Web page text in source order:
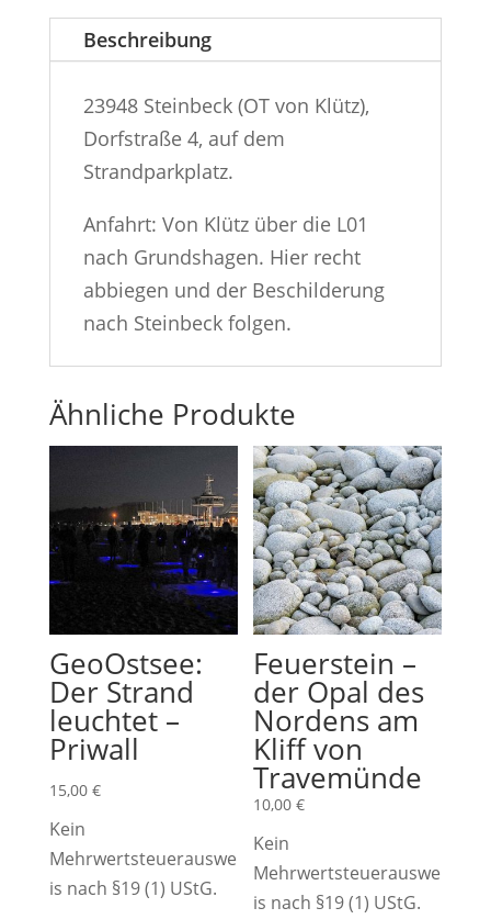
Beschreibung
23948 Steinbeck (OT von Klütz),
Dorfstraße 4, auf dem
Strandparkplatz.
Anfahrt: Von Klütz über die L01
nach Grundshagen. Hier recht
abbiegen und der Beschilderung
nach Steinbeck folgen.
Ähnliche Produkte
GeoOstsee:
Der Strand
leuchtet –
Priwall
15,00 €
Kein
Mehrwertsteuerauswe
is nach §19 (1) UStG.
Feuerstein –
der Opal des
Nordens am
Kliff von
Travemünde
10,00€
Kein
Mehrwertsteuerauswe
is nach §19 (1) UStG.